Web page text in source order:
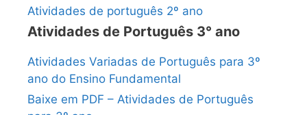
Atividades de português 2º ano
Atividades de Português 3° ano
Atividades Variadas de Português para 3º
ano do Ensino Fundamental
Baixe em PDF – Atividades de Português